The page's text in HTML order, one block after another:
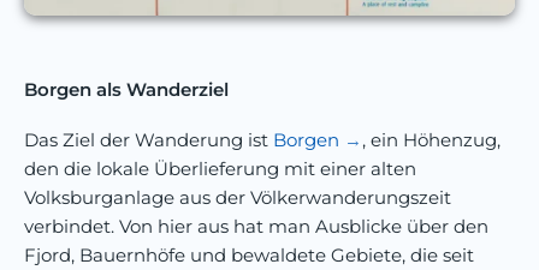
Borgen als Wanderziel
Das Ziel der Wanderung ist Borgen
, ein Höhenzug,
den die lokale Überlieferung mit einer alten
Volksburganlage aus der Völkerwanderungszeit
verbindet. Von hier aus hat man Ausblicke über den
Fjord, Bauernhöfe und bewaldete Gebiete, die seit